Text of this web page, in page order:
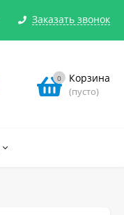
Заказать звонок
0 Корзина
(пусто)